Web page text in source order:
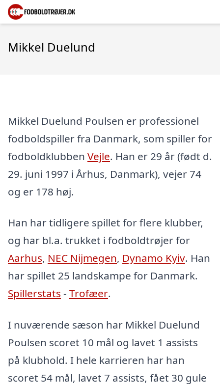
Mikkel Duelund
Mikkel Duelund Poulsen er professionel
fodboldspiller fra Danmark, som spiller for
fodboldklubben Vejle. Han er 29 år (født d.
29. juni 1997 i Århus, Danmark), vejer 74
og er 178 høj.
Han har tidligere spillet for flere klubber,
og har bl.a. trukket i fodboldtrøjer for
Aarhus, NEC Nijmegen, Dynamo Kyiv. Han
har spillet 25 landskampe for Danmark.
Spillerstats - Trofæer.
I nuværende sæson har Mikkel Duelund
Poulsen scoret 10 mål og lavet 1 assists
på klubhold. I hele karrieren har han
scoret 54 mål, lavet 7 assists, fået 30 gule